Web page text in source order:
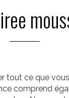
ce que
comprend